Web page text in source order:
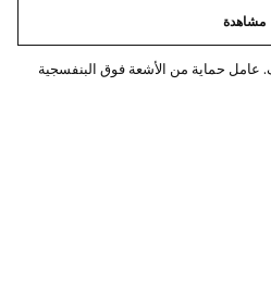
مشاهدة
عامل حماية من الأشعة فوق البنفسجية